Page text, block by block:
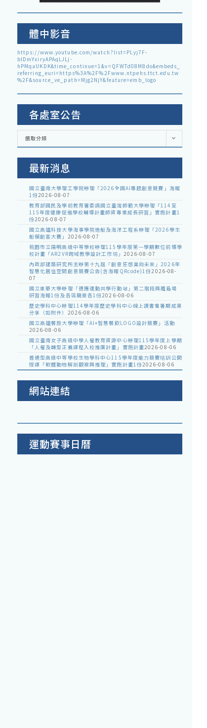
體中影音
https://www.youtube.com/watch?list=PLyj7F-
blDmYxiryAPAqLJLj-
hPMqaUKDK&time_continue=1&v=QFWTd08M8do&embeds_
referring_euri=https%3A%2F%2Fwww.ntpehs.ttct.edu.tw
%2F&source_ve_path=Mjg2NjY&feature=emb_logo
各處室公告
各
室
選取分類
最新消息
國立臺南大學理工學院辦理「2026全國AI專題創意競賽」海報
1份2026-08-07
教育部國民及學前教育署委請國立臺灣師範大學辦理「114至
115年度健康促進學校輔導計畫師資專業成長研習」實施計畫1
份2026-08-07
國立高雄科技大學海事學院造船及海洋工程系辦理「2026學生
船模創客大賽」 2026-08-07
桃園市立陽明高級中等學校辦理115學年度第一學期數位前導學
校計畫「AR2VR跨域教學設計工作坊」 2026-08-07
內政部建築研究所主辦第十九屆「創意狂想巢向未來」2026年
智慧化居住空間創意競賽公告(含海報QRcode)1份2026-08-
07
國立東華大學辦理「適應運動共學行動站」第二階段與離島場
研習海報1份及各區簡章各1份2026-08-06
歷史學科中心辦理114學年度歷史學科中心線上讀書會暑期成果
分享（如附件） 2026-08-06
國立高雄餐旅大學辦理「AI+智慧餐飲LOGO設計競賽」活動
2026-08-06
國立臺南女子高級中學人權教育資源中心辦理115學年度上學期
「人權及轉型正義課程入校推廣計畫」實施計畫2026-08-06
普通型高級中等學校生物學科中心115學年度能力競賽培訓公開
授課「軟體動物解剖觀察與推理」實施計畫1份2026-08-06
網站連結
運動賽事日曆